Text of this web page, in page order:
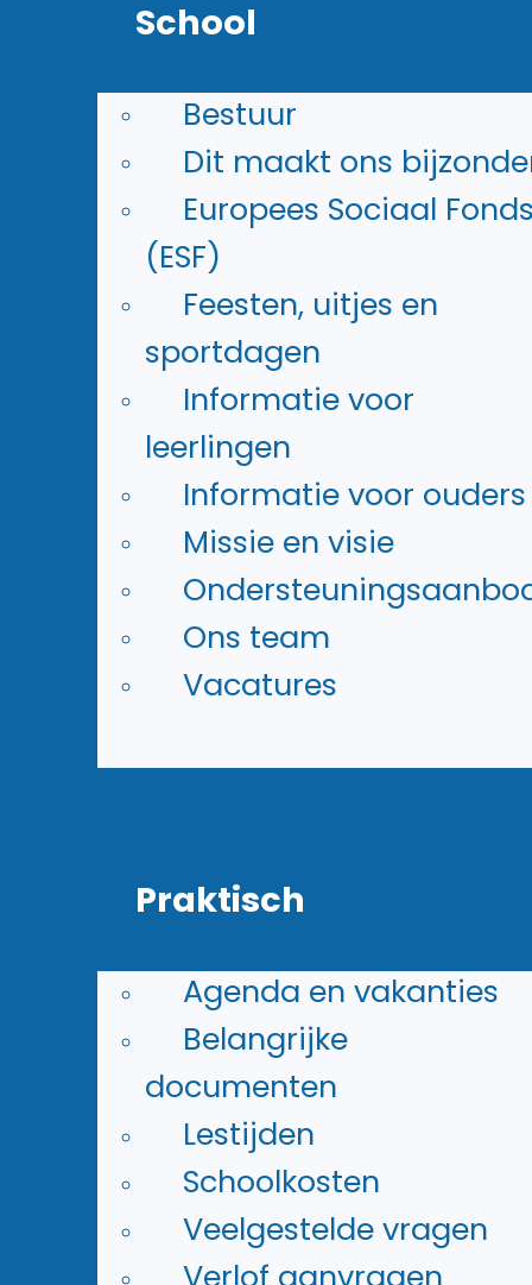
School
Bestuur
Dit maakt ons
Europees Sociaal
(ESF)
Feesten, uitjes en
sportdagen
Informatie voor
leerlingen
Informatie voor ouders
Missie en visie
Ons team
Vacatures
Praktisch
Agenda en vakanties
Belangrijke
documenten
Lestijden
Schoolkosten
Veelgestelde vragen
Bekijkde vakanties en
belangrijke dagen
Documenten
Hier staanprotocollen en de
schoolgids
Maak een afspraak
Aanmelden